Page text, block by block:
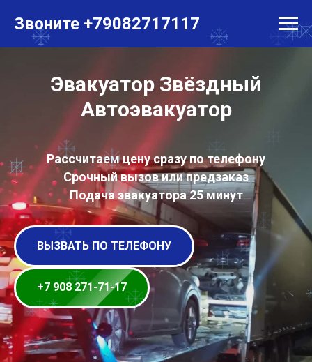
Звоните +79082717117
Эвакуатор Звёздный
Автоэвакуатор
Рассчитаем цену сразу по телефону
Срочный вызов или предзаказ
Подача эвакуатора 25 минут
ВЫЗВАТЬ ПО ТЕЛЕФОНУ
+7 908 271-71-17